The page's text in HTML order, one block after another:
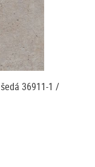
36911-1 /